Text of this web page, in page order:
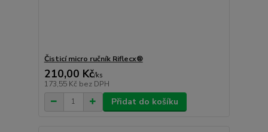
Čisticí micro ručník Riflecx®
210,00 Kč/ks
173,55 Kč bez DPH
Přidat do košíku